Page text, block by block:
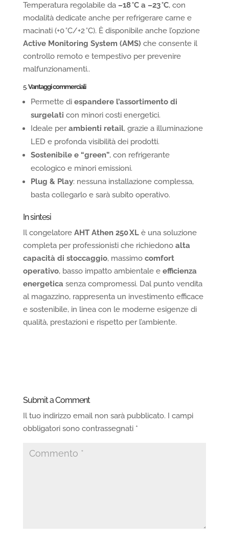
Temperatura regolabile da –18 °C a –23 °C, con
modalità dedicate anche per refrigerare carne e
macinati (+0 °C/+2 °C). È disponibile anche l’opzione
Active Monitoring System (AMS) che consente il
controllo remoto e tempestivo per prevenire
malfunzionamenti..
5.Vantaggi commerciali
Permette di espandere l’assortimento di
surgelati con minori costi energetici.
Ideale perambienti retail, grazie a illuminazione
LED e profonda visibilità dei prodotti.
Sostenibile e “green”, con refrigerante
ecologico e minori emissioni.
Plug & Play: nessuna installazione complessa,
basta collegarlo e sarà subito operativo.
In sintesi
Il congelatore AHT Athen 250 XLè una soluzione
completa per professionisti che richiedono alta
capacità di stoccaggio, massimo comfort
operativo, basso impatto ambientale e efficienza
energetica senza compromessi. Dal punto vendita
al magazzino, rappresenta un investimento efficace
e sostenibile, in linea con le moderne esigenze di
qualità, prestazioni e rispetto per l’ambiente.
Submit a Comment
Il tuo indirizzo email non sarà pubblicato. I campi
obbligatori sono contrassegnati *